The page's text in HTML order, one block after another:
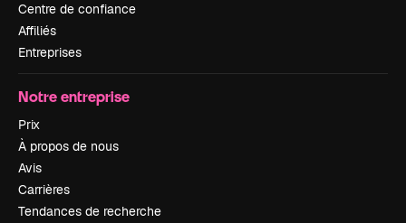
Centre de confiance
Affiliés
Entreprises
Notre entreprise
Prix
À propos de nous
Avis
Carrières
Tendances de recherche